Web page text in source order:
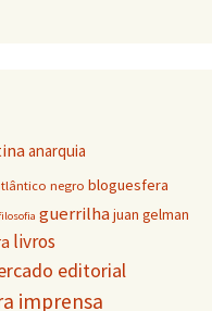
anarquia
negro bloguesfera
guerrilhajuan gelman
livros
editorial
imprensa